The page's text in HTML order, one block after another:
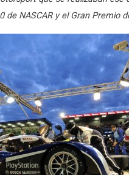
de NASCAR y el Gran